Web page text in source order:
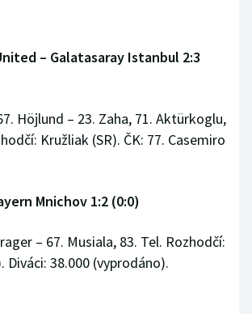
– Galatasaray Istanbul 2:3
Höjlund – 23. Zaha, 71. Aktürkoglu,
Kružliak (SR). ČK: 77. Casemiro
Mnichov 1:2 (0:0)
– 67. Musiala, 83. Tel. Rozhodčí:
Diváci: 38.000 (vyprodáno).